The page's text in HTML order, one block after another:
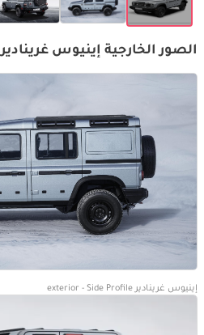
الصور الخارجية إينيوس غرينادير
إينيوس غرينادير exterior - Side Profile